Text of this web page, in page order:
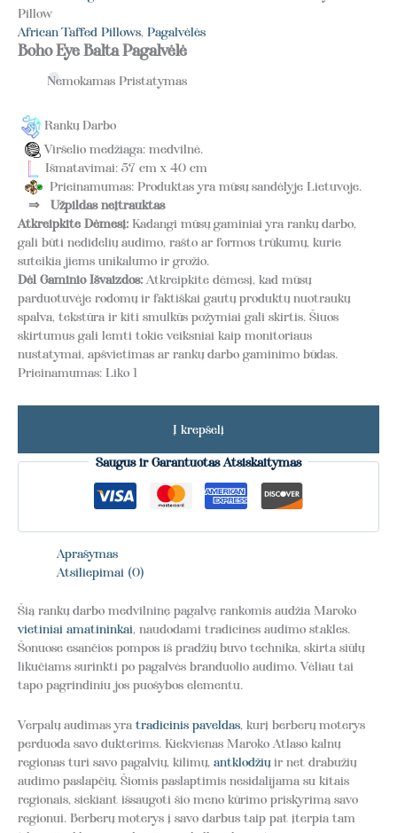
Pillow
African Taffed Pillows, Pagalvėlės
Boho Eye Balta Pagalvėlė
Nemokamas Pristatymas
Rankų Darbo
Viršelio medžiaga: medvilnė.
Išmatavimai: 57 cm x 40 cm
Prieinamumas: Produktas yra mūsų sandėlyje Lietuvoje.
⇒
Užpildas neįtrauktas
Atkreipkite Dėmesį: Kadangi mūsų gaminiai yra rankų darbo,
gali būti nedidelių audimo, rašto ar formos trūkumų, kurie
suteikia jiems unikalumo ir grožio.
Dėl Gaminio Išvaizdos: Atkreipkite dėmesį, kad mūsų
parduotuvėje rodomų ir faktiškai gautų produktų nuotraukų
spalva, tekstūra ir kiti smulkūs požymiai gali skirtis. Šiuos
skirtumus gali lemti tokie veiksniai kaip monitoriaus
nustatymai, apšvietimas ar rankų darbo gaminimo būdas.
Prieinamumas: Liko 1
Į krepšelį
Saugus ir Garantuotas Atsiskaitymas
Aprašymas
Atsiliepimai (0)
Šią rankų darbo medvilninę pagalvę rankomis audžia Maroko
vietiniai amatininkai, naudodami tradicines audimo stakles.
Šonuose esančios pompos iš pradžių buvo technika, skirta siūlų
likučiams surinkti po pagalvės branduolio audimo. Vėliau tai
tapo pagrindiniu jos puošybos elementu.
Verpalų audimas yratradicinis paveldas, kurį berberų moterys
perduoda savo dukterims. Kiekvienas Maroko Atlaso kalnų
regionas turi savo pagalvių, kilimų, antklodžiųir net drabužių
audimo paslapčių. Šiomis paslaptimis nesidalijama su kitais
regionais, siekiant išsaugoti šio meno kūrimo priskyrimą savo
regionui. Berberų moterys į savo darbus taip pat įterpia tam